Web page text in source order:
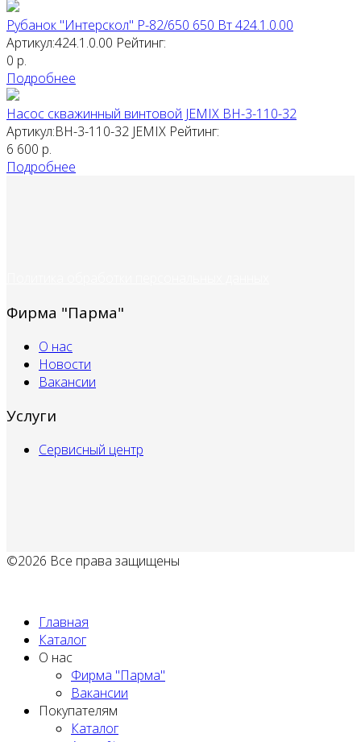
Рубанок "Интерскол" Р-82/650 650 Вт 424.1.0.00
Артикул:424.1.0.00 Рейтинг:
0 р.
Подробнее
Насос скважинный винтовой JEMIX ВН-3-110-32
Артикул:ВН-3-110-32 JEMIX Рейтинг:
6 600 р.
Подробнее
Фирма "Парма"
О нас
Новости
Вакансии
Услуги
Сервисный центр
©2026 Все права защищены
Главная
Каталог
О нас
Фирма "Парма"
Вакансии
Покупателям
Каталог